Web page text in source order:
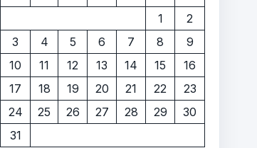
1
2
3
4 5 6 7 8
9
10
11 12 13 14 15
16
17
18 19 20 21 22
23
24
25 26 27 28 29
30
31